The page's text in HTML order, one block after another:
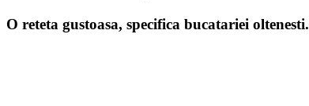
O reteta gustoasa, specifica bucatariei oltenesti.